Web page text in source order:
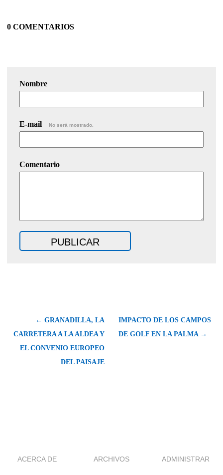
0 COMENTARIOS
Nombre
E-mail No será mostrado.
Comentario
← GRANADILLA, LA
CARRETERA A LA ALDEA Y
EL CONVENIO EUROPEO
DEL PAISAJE
IMPACTO DE LOS CAMPOS
DE GOLF EN LA PALMA →
ACERCA DE ARCHIVOS ADMINISTRAR